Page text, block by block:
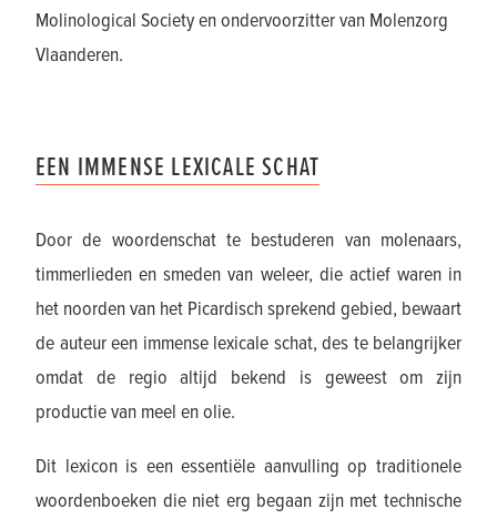
Molinological Society en ondervoorzitter van Molenzorg
Vlaanderen.
EEN IMMENSE LEXICALE SCHAT
Door de woordenschat te bestuderen van molenaars,
timmerlieden en smeden van weleer, die actief waren in
het noorden van het Picardisch sprekend gebied, bewaart
de auteur een immense lexicale schat, des te belangrijker
omdat de regio altijd bekend is geweest om zijn
productie van meel en olie.
Dit lexicon is een essentiële aanvulling op traditionele
woordenboeken die niet erg begaan zijn met technische